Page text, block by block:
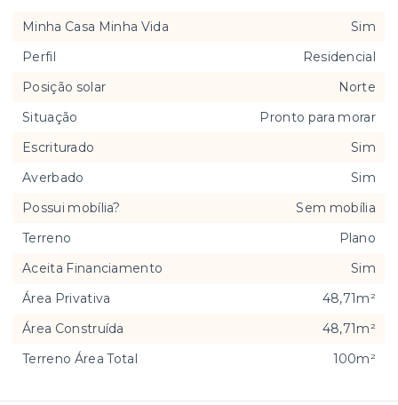
Minha Casa Minha Vida
Sim
Perfil
Residencial
Posição solar
Norte
Situação
Pronto para morar
Escriturado
Sim
Averbado
Sim
Possui mobília?
Sem mobília
Terreno
Plano
Aceita Financiamento
Sim
Área Privativa
48,71m²
Área Construída
48,71m²
Terreno Área Total
100m²